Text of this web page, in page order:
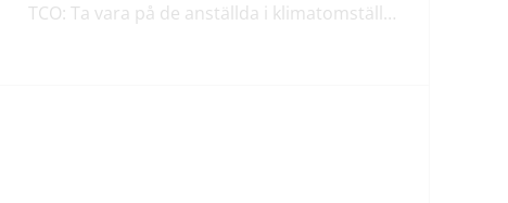
TCO: Ta vara på de anställda i klimatomställningen